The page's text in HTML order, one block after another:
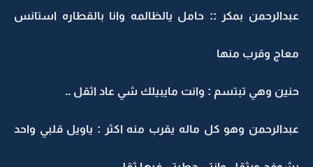
عبدالرحمن بمكر :: حامل يالظالمه وانا بالقطاره استانس
معاج وقرب منها
حنين وهي تبتسم : وانت مايبيلك شي عاد اثقل ..
عبدالرحمن وهو كل ماله يقرب منه اكثر : ياويل قلبي واحد